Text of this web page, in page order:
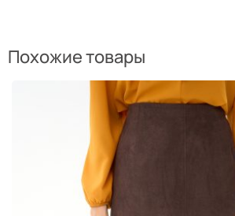
Похожие товары